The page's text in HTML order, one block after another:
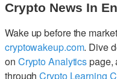
Crypto News In
Wake up before the
cryptowakeup.com. Dive
on Crypto Analyticspage,
throughCrypto Learning